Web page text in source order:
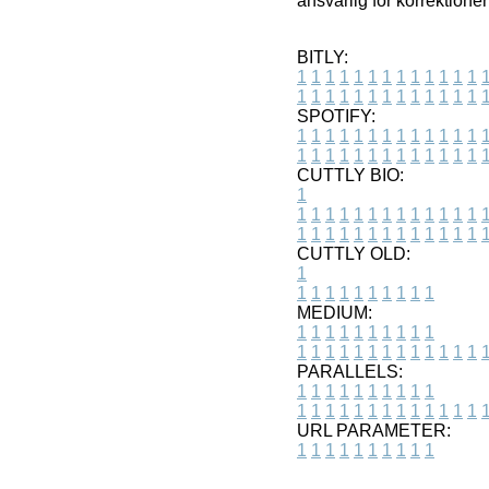
BITLY:
1 1 1 1 1 1 1 1 1 1 1 1 1 1
1 1 1 1 1 1 1 1 1 1 1 1 1 1
SPOTIFY:
1 1 1 1 1 1 1 1 1 1 1 1 1 1
1 1 1 1 1 1 1 1 1 1 1 1 1 1
CUTTLY BIO:
1
1 1 1 1 1 1 1 1 1 1 1 1 1 1
1 1 1 1 1 1 1 1 1 1 1 1 1 1
CUTTLY OLD:
1
1 1 1 1 1 1 1 1 1 1
MEDIUM:
1 1 1 1 1 1 1 1 1 1
1 1 1 1 1 1 1 1 1 1 1 1 1 1
PARALLELS:
1 1 1 1 1 1 1 1 1 1
1 1 1 1 1 1 1 1 1 1 1 1 1 1
URL PARAMETER:
1 1 1 1 1 1 1 1 1 1